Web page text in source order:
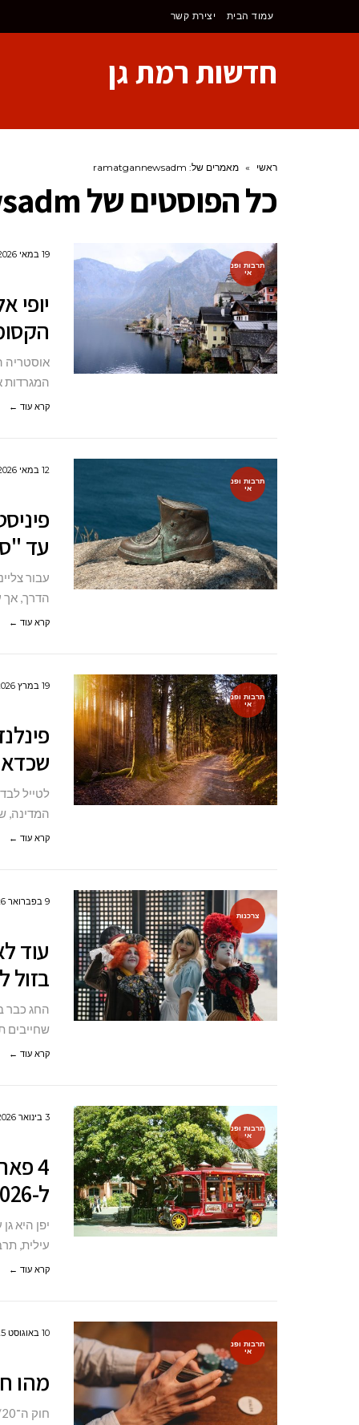
עמוד הבית יצירת קשר
חדשות רמת גן
ראשי » מאמרים של: ramatgannewsadm
כל הפוסטים של
תרבות ופנ
אי
19 במאי 2026
אוסטריה
המגרדות
קרא עוד ←
תרבות ופנ
אי
12 במאי 2026
עד
הדרך, אך
קרא עוד ←
תרבות ופנ
אי
19 במרץ 2026
לטייל
המדינה,
קרא עוד ←
צרכנות
9 בפברואר 2026
עוד
בזול
החג כבר
שחייבים
קרא עוד ←
תרבות ופנ
אי
3 בינואר 2026
4
ל-2026
יפן היא
עילית,
קרא עוד ←
תרבות ופנ
אי
10 באוגוסט 2025
מהו חוק